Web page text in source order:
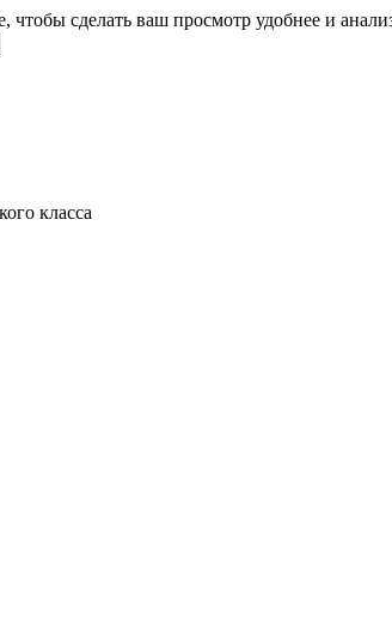
чтобы сделать ваш просмотр удобнее и
класса